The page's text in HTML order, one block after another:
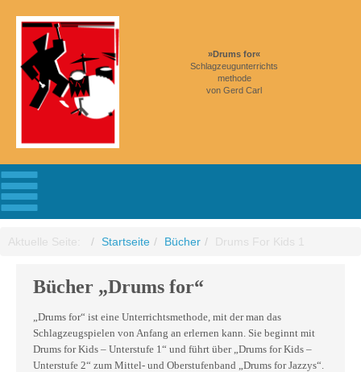
»Drums for«
Schlagzeugunterrichts
methode
von Gerd Carl
Aktuelle Seite: Startseite Bücher Drums For Kids 1
Bücher „Drums for“
„Drums for“ ist eine Unterrichtsmethode, mit der man das
Schlagzeugspielen von Anfang an erlernen kann. Sie beginnt mit
Drums for Kids – Unterstufe 1“ und führt über „Drums for Kids –
Unterstufe 2“ zum Mittel- und Oberstufenband „Drums for Jazzys“.